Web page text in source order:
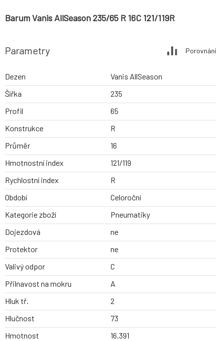
Barum Vanis AllSeason 235/65 R 16C 121/119R
Parametry Porovnání
Dezen
Vanis AllSeason
Šířka
235
Profil
65
Konstrukce
R
Průměr
16
Hmotnostní index
121/119
Rychlostní index
R
Období
Celoroční
Kategorie zboží
Pneumatiky
Dojezdová
ne
Protektor
ne
Valivý odpor
C
Přilnavost na mokru
A
Hluk tř.
2
Hlučnost
73
Hmotnost
16.391